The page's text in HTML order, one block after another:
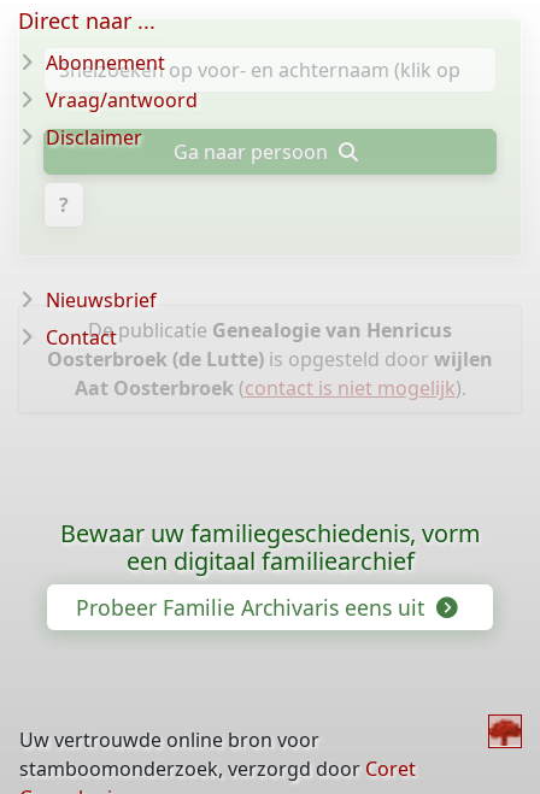
Ga naar persoon
?
De publicatie Genealogie van Henricus
Oosterbroek (de Lutte) is opgesteld door wijlen
Aat Oosterbroek(contact is niet mogelijk).
Direct naar ...
Abonnement
Vraag/antwoord
Disclaimer
Nieuwsbrief
Contact
Bewaar uw familiegeschiedenis, vorm
een digitaal familiearchief
Probeer Familie Archivaris eens uit
Uw vertrouwde online bron voor
stamboomonderzoek, verzorgd door Coret